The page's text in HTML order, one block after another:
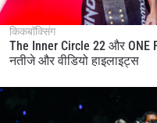
किकबॉक्सिंग
The Inner Circle 22 और ONE
नतीजे और वीडियो हाइलाइट्स